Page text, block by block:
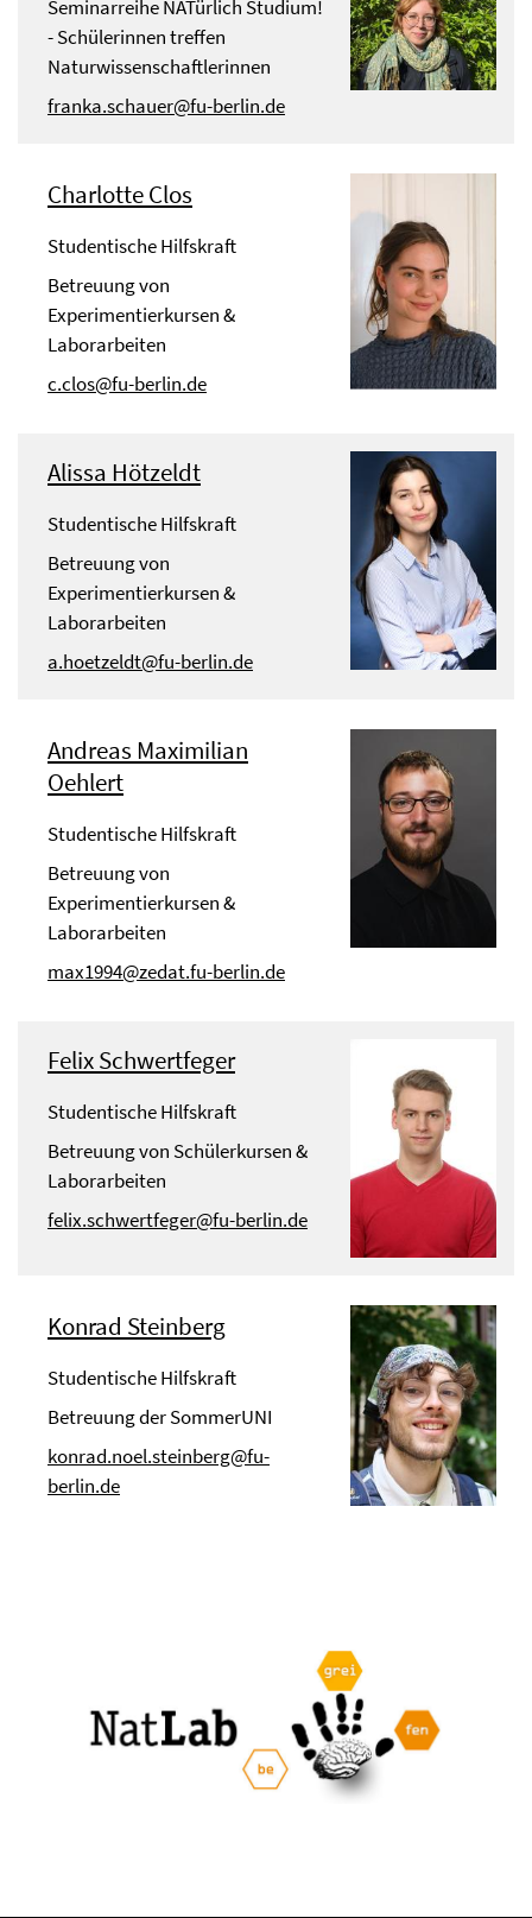
Seminarreihe NATürlich Studium!
- Schülerinnen treffen
Naturwissenschaftlerinnen
franka.schauer@fu-berlin.de
Charlotte Clos
Studentische Hilfskraft
Betreuung von
Experimentierkursen &
Laborarbeiten
c.clos@fu-berlin.de
Alissa Hötzeldt
Studentische Hilfskraft
Betreuung von
Experimentierkursen &
Laborarbeiten
a.hoetzeldt@fu-berlin.de
Andreas Maximilian
Oehlert
Studentische Hilfskraft
Betreuung von
Experimentierkursen &
Laborarbeiten
max1994@zedat.fu-berlin.de
Felix Schwertfeger
Studentische Hilfskraft
Betreuung von Schülerkursen &
Laborarbeiten
felix.schwertfeger@fu-berlin.de
Konrad Steinberg
Studentische Hilfskraft
Betreuung der SommerUNI
konrad.noel.steinberg@fu-
berlin.de